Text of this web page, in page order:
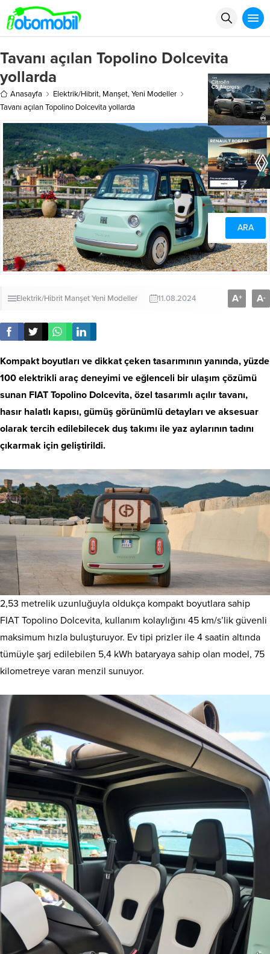
Tavanı açılan Topolino Dolcevita
yollarda
Anasayfa Elektrik/Hibrit, Manşet,Yeni Modeller
Tavanı açılan Topolino Dolcevita yollarda
Elektrik/Hibrit ManşetYeni Modeller 11.08.2024 A+ A-
Kompakt boyutları ve dikkat çeken tasarımının yanında, yüzde
100 elektrikli araç deneyimi ve eğlenceli bir ulaşım çözümü
sunan FIAT Topolino Dolcevita, özel tasarımlı açılır tavanı,
hasır halatlı kapısı, gümüş görünümlü detayları ve aksesuar
olarak tercih edilebilecek duş takımı ile yaz aylarının tadını
çıkarmak için geliştirildi.
2,53 metrelik uzunluğuyla oldukça kompakt boyutlara sahip
FIAT Topolino Dolcevita, kullanım kolaylığını 45 km/s’lik güvenli
maksimum hızla buluşturuyor. Ev tipi prizler ile 4 saatin altında
tümüyle şarj edilebilen 5,4 kWh bataryaya sahip olan model, 75
kilometreye varan menzil sunuyor.